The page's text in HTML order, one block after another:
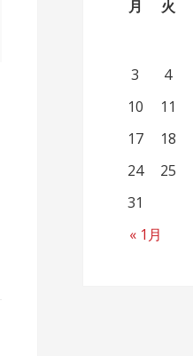
月 火
« 1月
3
4
10
11
17
18
24
25
31